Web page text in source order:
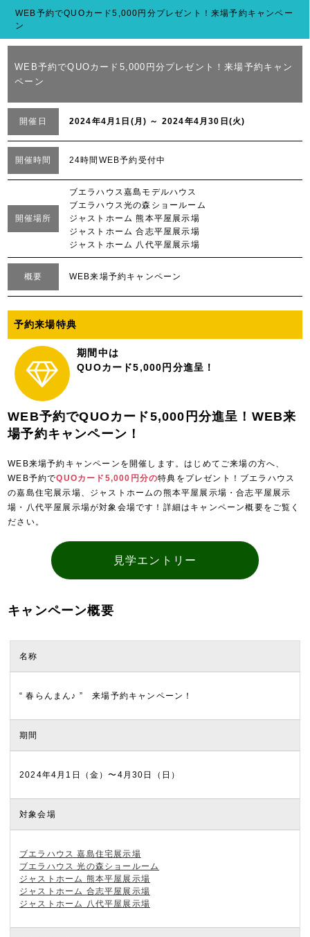
WEB予約でQUOカード5,000円分プレゼント！来場予約キャンペー
ン
WEB予約でQUOカード5,000円分プレゼント！来場予約キャン
ペーン
開催日 2024年4月1日(月) ～ 2024年4月30日(火)
開催時間 24時間WEB予約受付中
開催場所
ブエラハウス嘉島モデルハウス
ブエラハウス光の森ショールーム
ジャストホーム 熊本平屋展示場
ジャストホーム 合志平屋展示場
ジャストホーム 八代平屋展示場
概要 WEB来場予約キャンペーン
予約来場特典
期間中は
QUOカード5,000円分進呈！
WEB予約でQUOカード5,000円分進呈！WEB来
場予約キャンペーン！
WEB来場予約キャンペーンを開催します。はじめてご来場の方へ、
WEB予約でQUOカード5,000円分の特典をプレゼント！ブエラハウス
の嘉島住宅展示場、ジャストホームの熊本平屋展示場・合志平屋展示
場・八代平屋展示場が対象会場です！詳細はキャンペーン概要をご覧く
ださい。
見学エントリー
キャンペーン概要
名称
“ 春らんまん♪ ” 来場予約キャンペーン！
期間
2024年4月1日（金）〜4月30日（日）
対象会場
ブエラハウス 嘉島住宅展示場
ブエラハウス 光の森ショールーム
ジャストホーム 熊本平屋展示場
ジャストホーム 合志平屋展示場
ジャストホーム 八代平屋展示場